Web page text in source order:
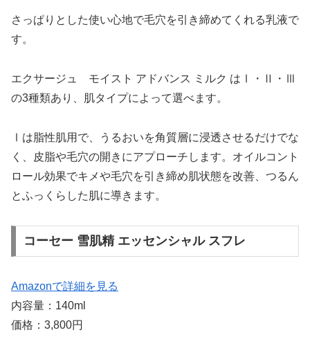
さっぱりとした使い心地で毛穴を引き締めてくれる乳液で
す。
エクサージュ モイスト アドバンス ミルク はⅠ・Ⅱ・Ⅲ
の3種類あり、肌タイプによって選べます。
Ⅰは脂性肌用で、うるおいを角質層に浸透させるだけでな
く、皮脂や毛穴の開きにアプローチします。オイルコント
ロール効果でキメや毛穴を引き締め肌状態を改善、つるん
とふっくらした肌に導きます。
コーセー 雪肌精 エッセンシャル スフレ
Amazonで詳細を見る
内容量：140ml
価格：3,800円